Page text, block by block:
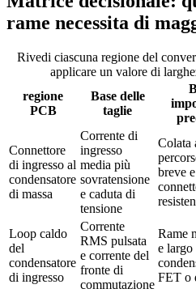
rame necessita di
Rivedi ciascuna regione del
applicare un valore di
regione
PCB
Base delle
taglie
Connettore
di ingresso al
condensatore
di massa
Corrente di
ingresso
media più
sovratensione
e caduta di
tensione
Colata
breve
Loop caldo
del
condensatore
di ingresso
Corrente
RMS pulsata
e corrente del
fronte di
commutazione
Rame
e largo
FET o